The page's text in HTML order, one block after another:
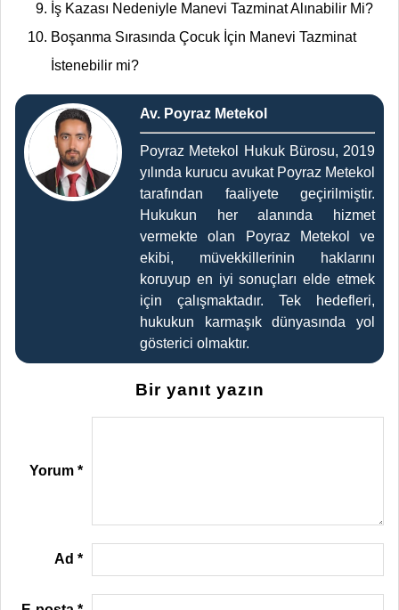
İş Kazası Nedeniyle Manevi Tazminat Alınabilir Mi?
Boşanma Sırasında Çocuk İçin Manevi Tazminat
İstenebilir mi?
Av. Poyraz Metekol
Poyraz Metekol Hukuk Bürosu, 2019
yılında kurucu avukat Poyraz Metekol
tarafından faaliyete geçirilmiştir.
Hukukun her alanında hizmet
vermekte olan Poyraz Metekol ve
ekibi, müvekkillerinin haklarını
koruyup en iyi sonuçları elde etmek
için çalışmaktadır. Tek hedefleri,
hukukun karmaşık dünyasında yol
gösterici olmaktır.
Bir yanıt yazın
Yorum*
Ad*